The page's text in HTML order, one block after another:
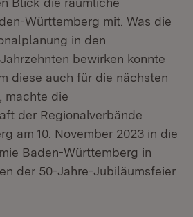
Württemberg mit. Was die
in den
bewirken konnte
diese auch für die nächsten
machte die
der Regionalverbände
am 10. November 2023 in die
Baden-Württemberg in
der 50-Jahre-Jubiläumsfeier